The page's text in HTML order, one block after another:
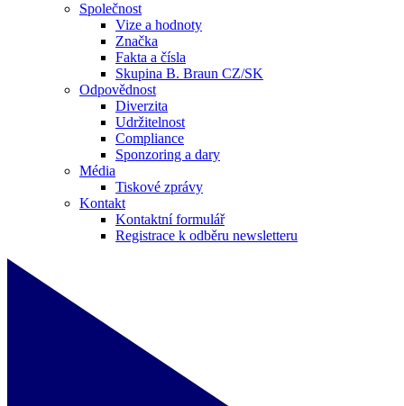
Společnost
Vize a hodnoty
Značka
Fakta a čísla
Skupina B. Braun CZ/SK
Odpovědnost
Diverzita
Udržitelnost
Compliance
Sponzoring a dary
Média
Tiskové zprávy
Kontakt
Kontaktní formulář
Registrace k odběru newsletteru